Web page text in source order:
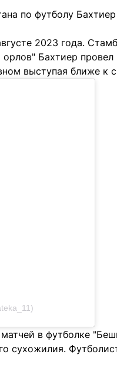
по футболу Бахтиер
2023 года.
Бахтиер
выступая ближе к
в футболке
сухожилия.